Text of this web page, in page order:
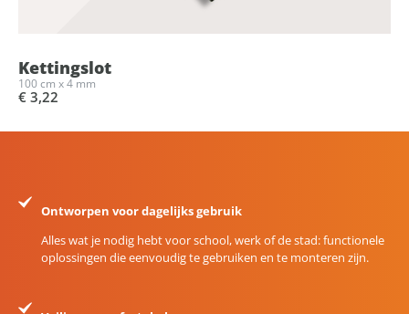
Kettingslot
100 cm x 4 mm
€ 3,22
Ontworpen voor dagelijks gebruik
Alles wat je nodig hebt voor school, werk of de stad: functionele
oplossingen die eenvoudig te gebruiken en te monteren zijn.